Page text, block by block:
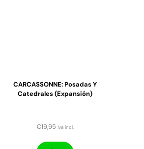
CARCASSONNE: Posadas Y
Catedrales (expansión)
€19,95 iva incl.